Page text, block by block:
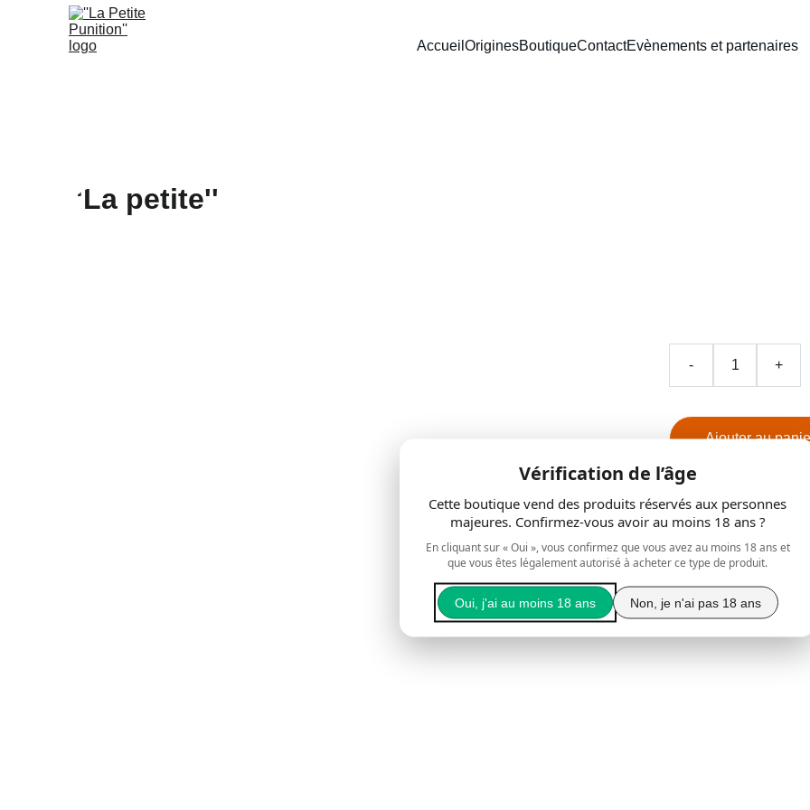
Accueil OriginesBoutiqueContactEvènements et partenaires
- +
Ajouter au
Découvrez notre
réunionnais et de
unique, alliant
assumé, cet élixir est
raffinés.
Vérification de l’âge
Cette boutique vend des produits réservés aux personnes
majeures. Confirmez-vous avoir au moins 18 ans ?
En cliquant sur « Oui », vous confirmez que vous avez au moins 18 ans et
que vous êtes légalement autorisé à acheter ce type de produit.
Oui, j'ai au moins 18 ans Non, je n'ai pas 18 ans